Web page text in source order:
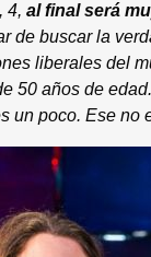
4, al final será
de buscar la
liberales del
50 años de
un poco. Ese